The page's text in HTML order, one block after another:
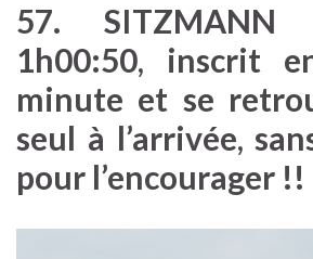
57.
1h00:50, inscrit
minute et se
seul à l’arrivée,
pour l’encourager !!